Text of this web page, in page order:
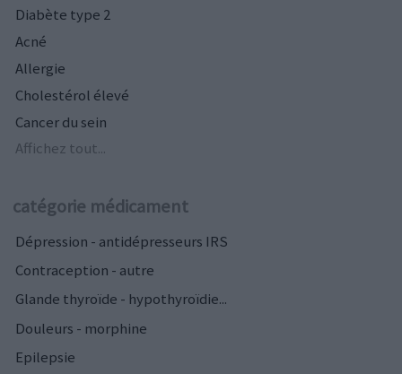
Diabète type 2
Acné
Allergie
Cholestérol élevé
Cancer du sein
Affichez tout...
catégorie médicament
Dépression - antidépresseurs IRS
Contraception - autre
Glande thyroïde - hypothyroïdie...
Douleurs - morphine
Epilepsie